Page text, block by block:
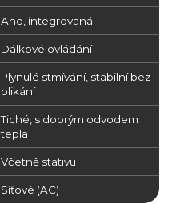
Ano, integrovaná
Dálkové ovládání
Plynulé stmívání, stabilní bez
blikání
Tiché, s dobrým odvodem
tepla
Včetně stativu
Síťové (AC)